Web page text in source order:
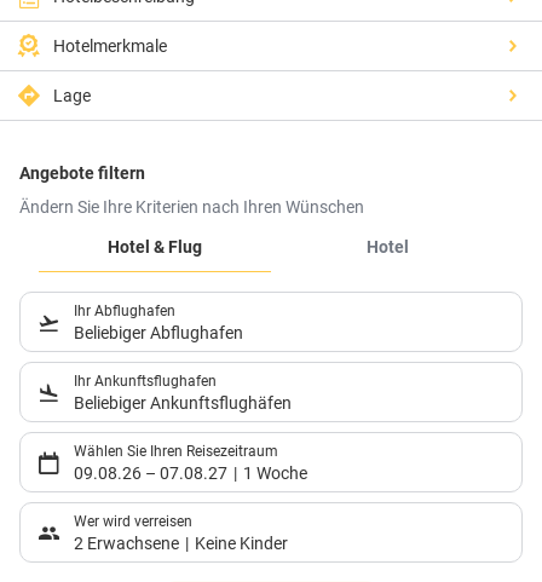
Hotelmerkmale
Lage
Angebote filtern
Ändern Sie Ihre Kriterien nach Ihren Wünschen
Hotel & Flug
Hotel
Ihr Abflughafen
Beliebiger Abflughafen
Ihr Ankunftsflughafen
Beliebiger Ankunftsflughäfen
Wählen Sie Ihren Reisezeitraum
09.08.26 – 07.08.27 1 Woche
Wer wird verreisen
2 Erwachsene Keine Kinder